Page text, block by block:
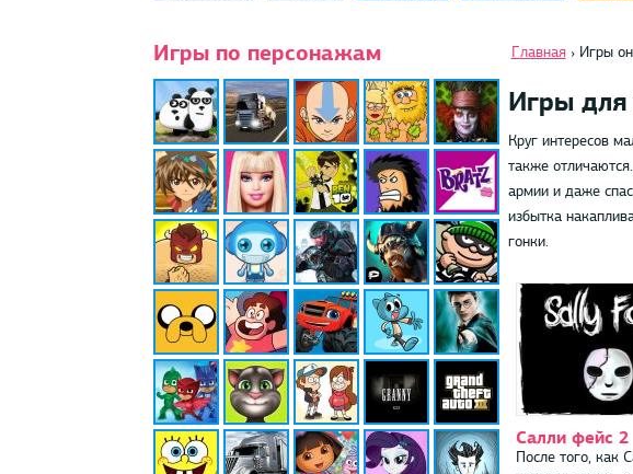
Игры по персонажам Главная › Игры
Игры
Круг интересов
также
армии и даже
избытка
гонки.
Салли фейс 2
После того, как